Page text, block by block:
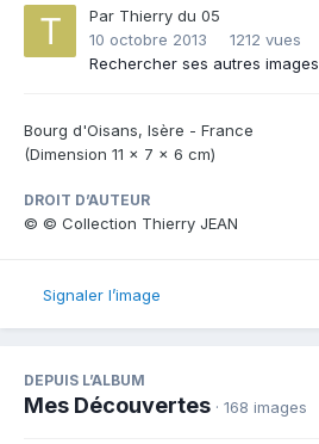
Par Thierry du 05
10 octobre 2013
1212 vues
Rechercher ses autres images
Bourg d'Oisans, Isère - France
(Dimension 11 x 7 x 6 cm)
DROIT D’AUTEUR
© © Collection Thierry JEAN
Signaler l’image
DEPUIS L’ALBUM
Mes Découvertes · 168 images